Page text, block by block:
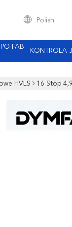
Polish
FAB
KONTROLA
HVLS 16 Stóp